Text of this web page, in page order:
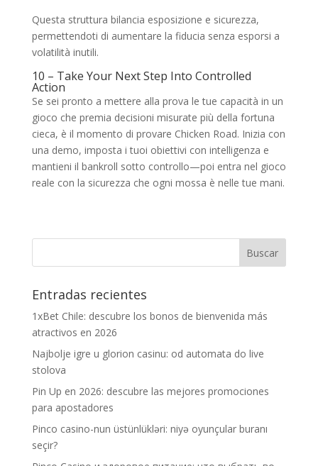
Questa struttura bilancia esposizione e sicurezza,
permettendoti di aumentare la fiducia senza esporsi a
volatilità inutili.
10 – Take Your Next Step Into Controlled
Action
Se sei pronto a mettere alla prova le tue capacità in un
gioco che premia decisioni misurate più della fortuna
cieca, è il momento di provare Chicken Road. Inizia con
una demo, imposta i tuoi obiettivi con intelligenza e
mantieni il bankroll sotto controllo—poi entra nel gioco
reale con la sicurezza che ogni mossa è nelle tue mani.
Entradas recientes
1xBet Chile: descubre los bonos de bienvenida más
atractivos en 2026
Najbolje igre u glorion casinu: od automata do live
stolova
Pin Up en 2026: descubre las mejores promociones
para apostadores
Pinco casino-nun üstünlükləri: niyə oyunçular buranı
seçir?